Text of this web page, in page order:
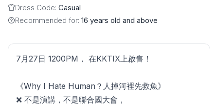
Dress Code: Casual
Recommended for: 16 years old and above
7月27日 1200PM， 在KKTIX上啟售！
《Why I Hate Human？人掉河裡先救魚》
❌ 不是演講，不是聯合國大會，